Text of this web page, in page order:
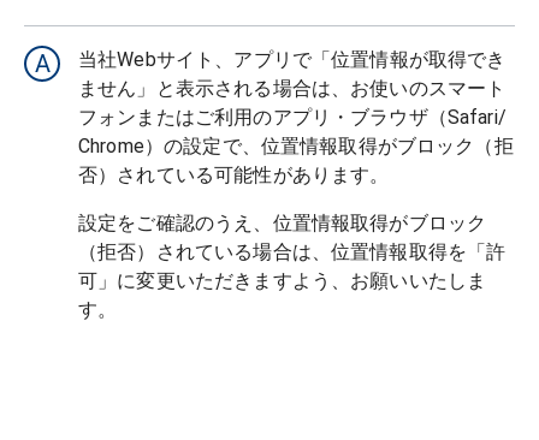
A
当社Webサイト、アプリで「位置情報が取得でき
ません」と表示される場合は、お使いのスマート
フォンまたはご利用のアプリ・ブラウザ（Safari/
Chrome）の設定で、位置情報取得がブロック（拒
設定をご確認のうえ、位置情報取得がブロック
（拒否）されている場合は、位置情報取得を「許
可」に変更いただきますよう、お願いいたしま